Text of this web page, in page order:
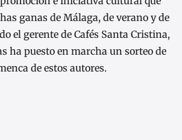
ganas de Málaga, de verano y de
el gerente de Cafés Santa Cristina,
ha puesto en marcha un sorteo de
de estos autores.